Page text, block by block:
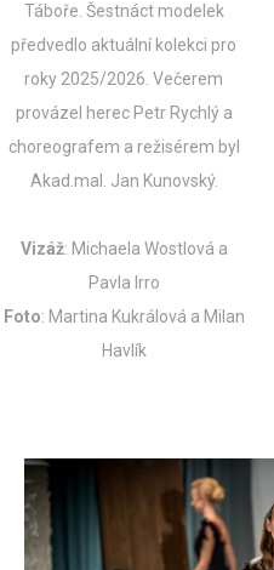
Táboře. Šestnáct modelek
předvedlo aktuální kolekci pro
roky 2025/2026. Večerem
provázel herec Petr Rychlý a
choreografem a režisérem byl
Akad.mal. Jan Kunovský.
Vizáž: Michaela Wostlová a
Pavla Irro
Foto: Martina Kukrálová a Milan
Havlík